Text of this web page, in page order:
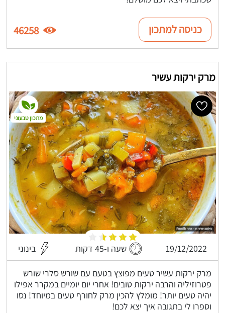
כניסה למתכון 46258
מרק ירקות עשיר
19/12/2022 שעה ו-45 דקות בינוני
מרק ירקות עשיר טעים מפוצץ בטעם עם שורש סלרי שורש
פטרוזיליה והרבה ירקות טובים! אחרי יום יומיים במקרר אפילו
יהיה טעים יותר! מומלץ להכין מרק לחורף טעים במיוחד! נסו
וספרו לי בתגובה איך יצא לכם!
מתכון טבעוני